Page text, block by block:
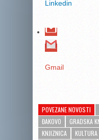
Linkedin
Gmail
POVEZANE NOVOSTI
ĐAKOVO
GRADSKA
KNJIZNICA
KULTURA